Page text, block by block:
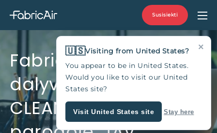
Susisiekti
FabricAir UAB
dalyvavo
CLEANPOWER 2025
×
🇺🇸Visiting from United States?
You appear to be in United States.
Would you like to visit our United
States site?
Visit United States site Stay here